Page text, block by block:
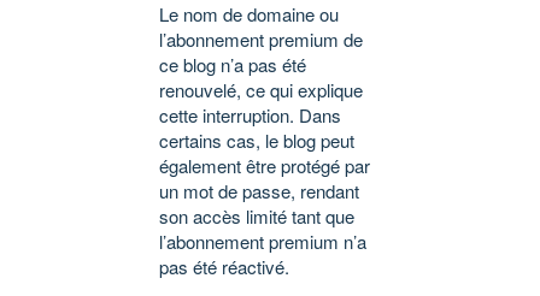
Le nom de domaine ou
l’abonnement premium de
ce blog n’a pas été
renouvelé, ce qui explique
cette interruption. Dans
certains cas, le blog peut
également être protégé par
un mot de passe, rendant
son accès limité tant que
l’abonnement premium n’a
pas été réactivé.